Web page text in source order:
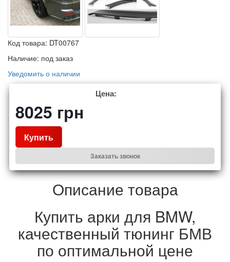
Код товара: DT00767
Наличие: под заказ
Уведомить о наличии
Цена:
8025 грн
Купить
Заказать звонок
Описание товара
Купить арки для BMW,
качественный тюнинг БМВ
по оптимальной цене